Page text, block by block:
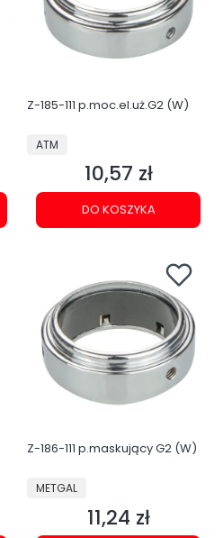
Z-185-111 p.moc.el.uż.G2 (W)
PRODUCENT
ATM
Cena
10,57 zł
DO KOSZYKA
Z-186-111 p.maskujący G2 (W)
PRODUCENT
METGAL
Cena
11,24 zł